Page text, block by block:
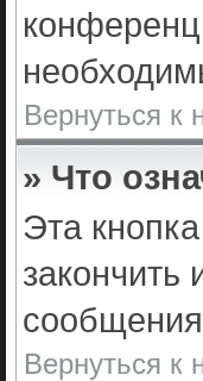
Вернуться к
» Что
Эта
закончить
Вернуться к